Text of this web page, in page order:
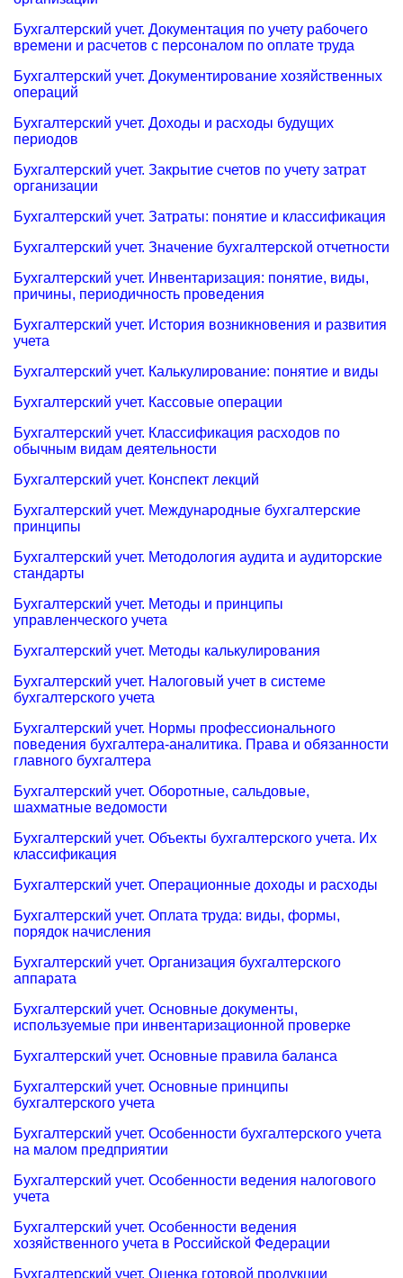
Бухгалтерский учет. Документация по учету рабочего
времени и расчетов с персоналом по оплате труда
Бухгалтерский учет. Документирование хозяйственных
операций
Бухгалтерский учет. Доходы и расходы будущих
периодов
Бухгалтерский учет. Закрытие счетов по учету затрат
организации
Бухгалтерский учет. Затраты: понятие и классификация
Бухгалтерский учет. Значение бухгалтерской отчетности
Бухгалтерский учет. Инвентаризация: понятие, виды,
причины, периодичность проведения
Бухгалтерский учет. История возникновения и развития
учета
Бухгалтерский учет. Калькулирование: понятие и виды
Бухгалтерский учет. Кассовые операции
Бухгалтерский учет. Классификация расходов по
обычным видам деятельности
Бухгалтерский учет. Конспект лекций
Бухгалтерский учет. Международные бухгалтерские
принципы
Бухгалтерский учет. Методология аудита и аудиторские
стандарты
Бухгалтерский учет. Методы и принципы
управленческого учета
Бухгалтерский учет. Методы калькулирования
Бухгалтерский учет. Налоговый учет в системе
бухгалтерского учета
Бухгалтерский учет. Нормы профессионального
поведения бухгалтера-аналитика. Права и обязанности
главного бухгалтера
Бухгалтерский учет. Оборотные, сальдовые,
шахматные ведомости
Бухгалтерский учет. Объекты бухгалтерского учета. Их
классификация
Бухгалтерский учет. Операционные доходы и расходы
Бухгалтерский учет. Оплата труда: виды, формы,
порядок начисления
Бухгалтерский учет. Организация бухгалтерского
аппарата
Бухгалтерский учет. Основные документы,
используемые при инвентаризационной проверке
Бухгалтерский учет. Основные правила баланса
Бухгалтерский учет. Основные принципы
бухгалтерского учета
Бухгалтерский учет. Особенности бухгалтерского учета
на малом предприятии
Бухгалтерский учет. Особенности ведения налогового
учета
Бухгалтерский учет. Особенности ведения
хозяйственного учета в Российской Федерации
Бухгалтерский учет. Оценка готовой продукции